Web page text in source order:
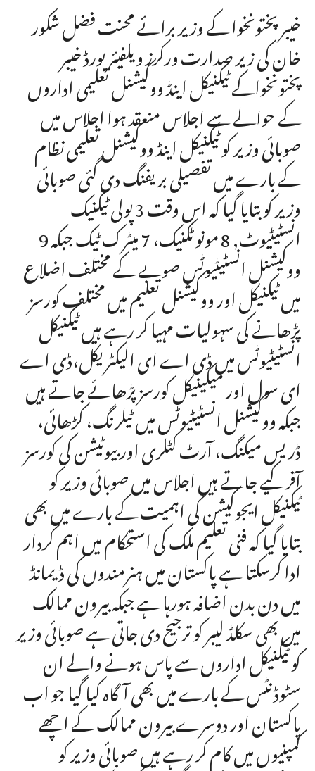
خیبر پختونخوا کے وزیر برائے محنت فضل شکور
خان کی زیر صدارت ورکرز ویلفیئر بورڈ خیبر
پختونخواکے ٹیکنیکل اینڈ ووکیشنل تعلیمی اداروں
کے حوالے سے اجلاس منعقد ہوا اجلاس میں
صوبائی وزیر کو ٹیکنیکل اینڈ ووکیشنل تعلیمی نظام
کے بارے میں تفصیلی بریفنگ دی گئی صوبائی
وزیر کو بتایا گیا کہ اس وقت 3 پولی ٹیکنیک
انسٹیٹیوٹ, 8 مونو ٹکنیک، 7 میٹرک ٹیک جبکہ 9
ووکیشنل انسٹیٹیوٹس صوبے کے مختلف اضلاع
میں ٹیکنیکل اور ووکیشنل تعلیم میں مختلف کورسز
پڑھانے کی سہولیات مہیا کر رہے ہیں ٹیکنیکل
انسٹیٹیوٹس میں ڈی اے ای الیکٹریکل،ڈی اے
ای سول اور میکینیکل کورسز پڑھائے جاتے ہیں
جبکہ ووکیشنل انسٹیٹیوٹس میں ٹیلرنگ، کڑھائی،
ڈریس میکنگ، آرٹ کٹلری اور بیوٹیشن کی کورسز
آفر کیے جاتے ہیں اجلاس میں صوبائی وزیر کو
ٹیکنیکل ایجوکیشن کی اہمیت کے بارے میں بھی
بتایا گیا کہ فنی تعلیم ملک کی استحکام میں اہم کردار
ادا کرسکتا ہے پاکستان میں ہنرمندوں کی ڈیمانڈ
میں دن بدن اضافہ ہورہا ہے جبکہ بیرون ممالک
میں بھی سکلڈ لیبر کو ترجیح دی جاتی ہے صوبائی وزیر
کو ٹیکنیکل اداروں سے پاس ہونے والے ان
سٹوڈنٹس کے بارے میں بھی آگاہ کیا گیا جو اب
پاکستان اور دوسرے بیرون ممالک کے اچھے
کمپنیوں میں کام کر رہے ہیں صوبائی وزیر کو